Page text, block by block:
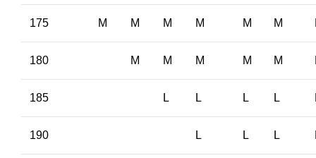
175 M M M M M M
180 M M M M M
185 L L L L
190 L L L